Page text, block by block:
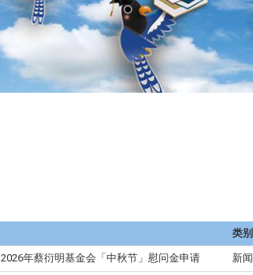
类别
2026年蔡衍明基金会「中秋节」慰问金申请 新闻